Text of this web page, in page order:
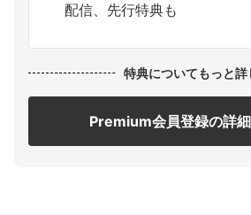
配信、先行特典も
特典についてもっと詳
Premium会員登録の詳